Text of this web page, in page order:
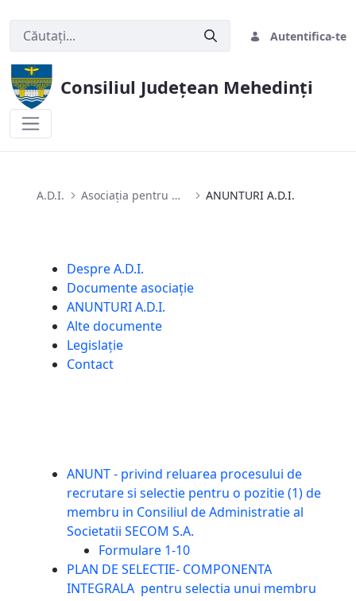
Autentifica-te
Consiliul Județean Mehedinți
A.D.I. Asociația pentru Managementul Serviciilor de Apă și de Canalizare Mehedinți ANUNTURI A.D.I.
Despre A.D.I.
Documente asociație
ANUNTURI A.D.I.
Alte documente
Legislație
Contact
ANUNT - privind reluarea procesului de
recrutare si selectie pentru o pozitie (1) de
membru in Consiliul de Administratie al
Societatii SECOM S.A.
Formulare 1-10
PLAN DE SELECTIE- COMPONENTA
INTEGRALA pentru selectia unui membru